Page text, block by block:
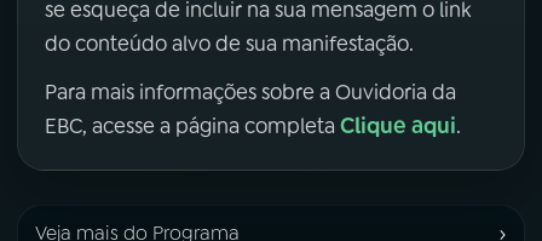
se esqueça de incluir na sua mensagem o link
do conteúdo alvo de sua manifestação.
Para mais informações sobre a Ouvidoria da
EBC, acesse a página completa Clique aqui.
Veja mais do Programa